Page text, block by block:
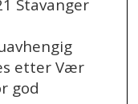
Stavanger
etter Vær
god